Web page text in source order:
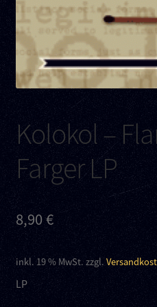
Kontakt
Links
Kolokol –
Farger LP
8,90€
inkl. 19 % MwSt. zzgl.
LP